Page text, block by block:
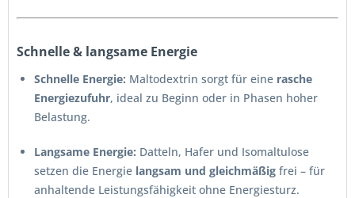
Schnelle & langsame Energie
Schnelle Energie: Maltodextrin sorgt für eine rasche
Energiezufuhr, ideal zu Beginn oder in Phasen hoher
Belastung.
Langsame Energie: Datteln, Hafer und Isomaltulose
setzen die Energie langsam und gleichmäßig frei – für
anhaltende Leistungsfähigkeit ohne Energiesturz.